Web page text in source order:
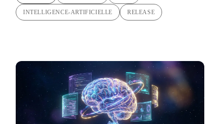
INTELLIGENCE-ARTIFICIELLE RELEASE